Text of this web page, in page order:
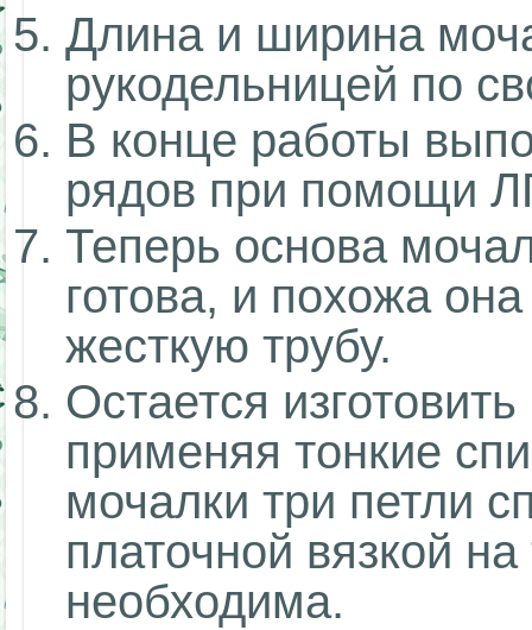
Длина и ширина
рукодельницей по
В конце работы
рядов при помощи
Теперь основа
готова, и похожа
жесткую трубу.
Остается
применяя тонкие
мочалки три петли
платочной вязкой
необходима.